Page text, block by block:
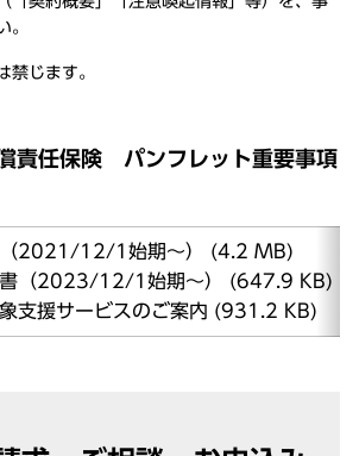
。
禁じます。
責任保険 パンフレット重要事項
（2021/12/1始期～）
(4.2 MB)
（2023/12/1始期～）
(647.9 KB)
支援サービスのご案内 (931.2 KB)